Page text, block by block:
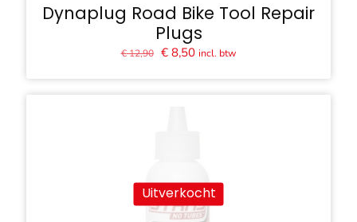
Dynaplug Road Bike Tool Repair
Plugs
€12,90 Oorspronkelijke
€8,50Huidige
incl. btw
Uitverkocht